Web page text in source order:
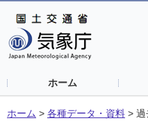
ホーム
ホーム > 各種データ・資料 > 過